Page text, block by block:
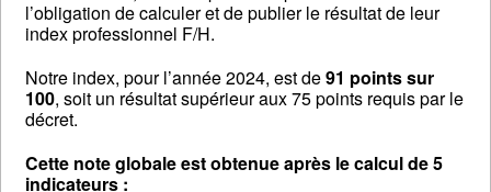
l’obligation de calculer et de publier le résultat de leur
index professionnel F/H.
Notre index, pour l’année 2024, est de91 points sur
100, soit un résultat supérieur aux 75 points requis par le
décret.
Cette note globale est obtenue après le calcul de 5
indicateurs :